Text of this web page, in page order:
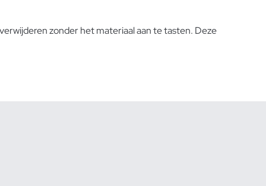
zonder het materiaal aan te tasten. Deze